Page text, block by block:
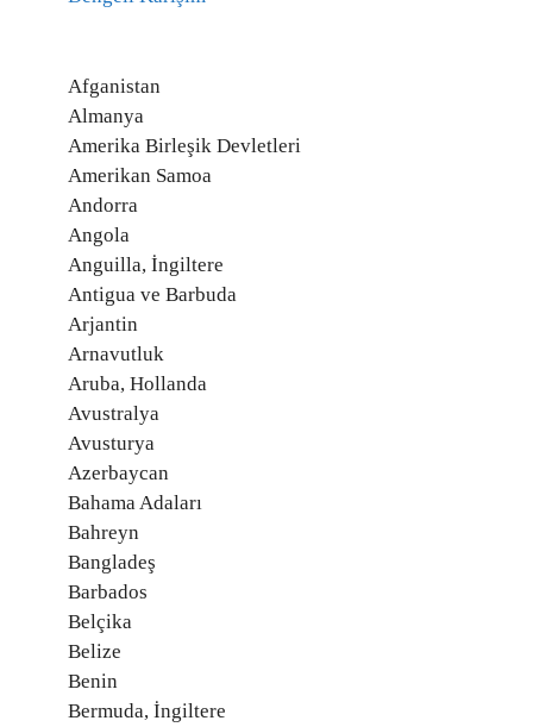
Afganistan
Almanya
Amerika Birleşik Devletleri
Amerikan Samoa
Andorra
Angola
Anguilla, İngiltere
Antigua ve Barbuda
Arjantin
Arnavutluk
Aruba, Hollanda
Avustralya
Avusturya
Azerbaycan
Bahama Adaları
Bahreyn
Bangladeş
Barbados
Belçika
Belize
Benin
Bermuda, İngiltere